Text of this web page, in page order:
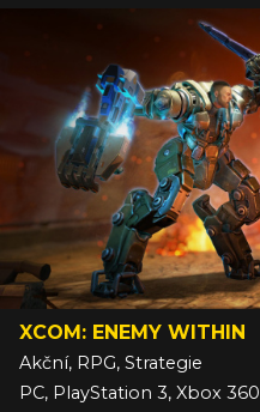
XCOM: ENEMY WITHIN
Akční, RPG, Strategie
PC, PlayStation 3, Xbox 360